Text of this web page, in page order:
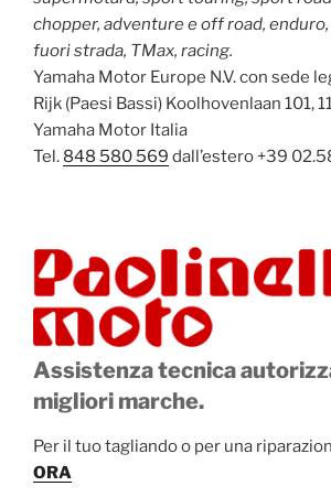
chopper, adventure e off road,
fuori strada, TMax, racing.
Yamaha Motor Europe N.V. con sede
Rijk (Paesi Bassi) Koolhovenlaan 101,
Yamaha Motor Italia
Tel. 848 580 569 dall’estero +39
Assistenza tecnica
migliori marche.
Per il tuo tagliando o per una
ORA